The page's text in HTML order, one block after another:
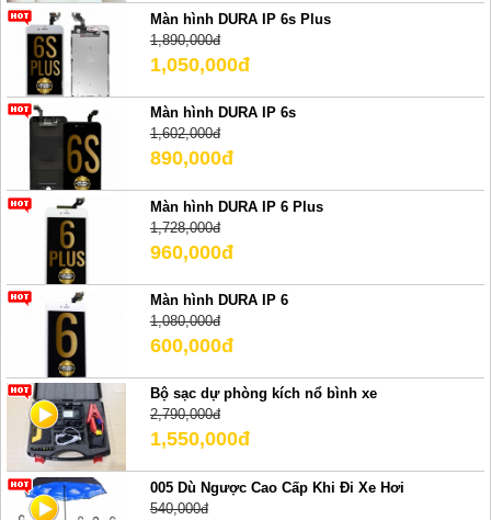
Màn hình DURA IP 6s Plus
1,890,000đ
1,050,000đ
Màn hình DURA IP 6s
1,602,000đ
890,000đ
Màn hình DURA IP 6 Plus
1,728,000đ
960,000đ
Màn hình DURA IP 6
1,080,000đ
600,000đ
Bộ sạc dự phòng kích nổ bình xe
2,790,000đ
1,550,000đ
005 Dù Ngược Cao Cấp Khi Đi Xe Hơi
540,000đ